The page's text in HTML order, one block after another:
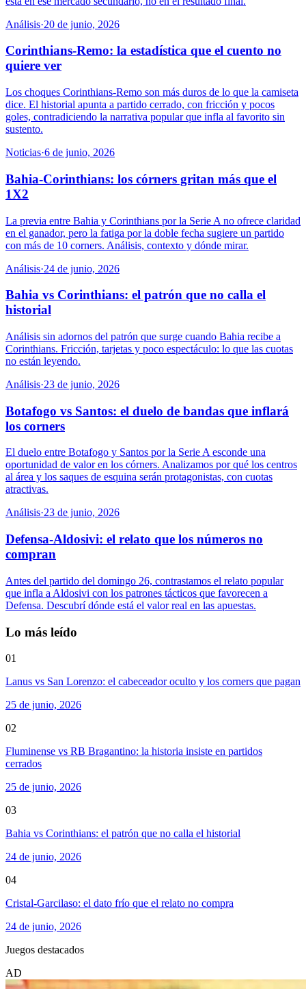
Análisis·20 de junio, 2026
Corinthians-Remo: la estadística que el cuento no
quiere ver
Los choques Corinthians-Remo son más duros de lo que la camiseta
dice. El historial apunta a partido cerrado, con fricción y pocos
goles, contradiciendo la narrativa popular que infla al favorito sin
sustento.
Noticias·6 de junio, 2026
Bahia-Corinthians: los córners gritan más que el
1X2
La previa entre Bahia y Corinthians por la Serie A no ofrece claridad
en el ganador, pero la fatiga por la doble fecha sugiere un partido
con más de 10 corners. Análisis, contexto y dónde mirar.
Análisis·24 de junio, 2026
Bahia vs Corinthians: el patrón que no calla el
historial
Análisis sin adornos del patrón que surge cuando Bahia recibe a
Corinthians. Fricción, tarjetas y poco espectáculo: lo que las cuotas
no están leyendo.
Análisis·23 de junio, 2026
Botafogo vs Santos: el duelo de bandas que inflará
los corners
El duelo entre Botafogo y Santos por la Serie A esconde una
oportunidad de valor en los córners. Analizamos por qué los centros
al área y los saques de esquina serán protagonistas, con cuotas
atractivas.
Análisis·23 de junio, 2026
Defensa-Aldosivi: el relato que los números no
compran
Antes del partido del domingo 26, contrastamos el relato popular
que infla a Aldosivi con los patrones tácticos que favorecen a
Defensa. Descubrí dónde está el valor real en las apuestas.
Lo más leído
01
Lanus vs San Lorenzo: el cabeceador oculto y los corners que pagan
25 de junio, 2026
02
Fluminense vs RB Bragantino: la historia insiste en partidos
cerrados
25 de junio, 2026
03
Bahia vs Corinthians: el patrón que no calla el historial
24 de junio, 2026
04
Cristal-Garcilaso: el dato frío que el relato no compra
24 de junio, 2026
Juegos destacados
AD